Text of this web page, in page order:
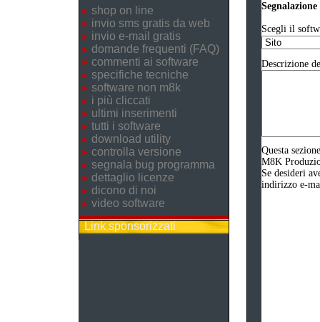
shop on line
invio sms gratis da web
invio e-mail gratis
domande frequenti (FAQ)
commenti ai software
specifiche tecniche
software non m8k
i più cliccati
ultimi inserimenti
tutti i software
download utility
controlla versione
segnala bug programma
dettaglio licenze
dicono di noi
video software
Link sponsorizzati
Scegli il
Descrizione
Questa
M8K
Se desideri
indirizzo e-